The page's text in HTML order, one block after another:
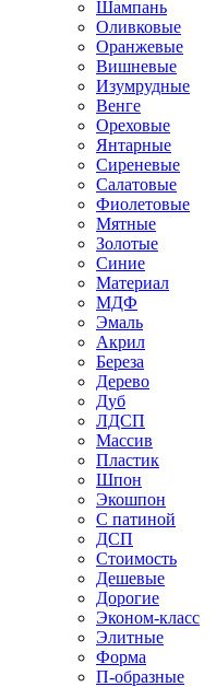
Шампань
Оливковые
Оранжевые
Вишневые
Изумрудные
Венге
Ореховые
Янтарные
Сиреневые
Салатовые
Фиолетовые
Мятные
Золотые
Синие
Материал
МДФ
Эмаль
Акрил
Береза
Дерево
Дуб
ЛДСП
Массив
Пластик
Шпон
Экошпон
С патиной
ДСП
Стоимость
Дешевые
Дорогие
Эконом-класс
Элитные
Форма
П-образные